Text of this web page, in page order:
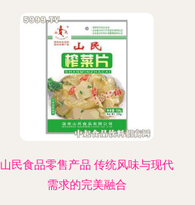
山民食品零售产品 传统风味与现代
需求的完美融合